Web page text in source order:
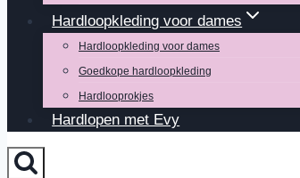
Hardloopkleding voor dames
Hardloopkleding voor dames
Goedkope hardloopkleding
Hardlooprokjes
Hardlopen met Evy